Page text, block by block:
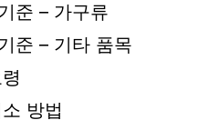
준 – 가구류
준 – 기타 품목
방법